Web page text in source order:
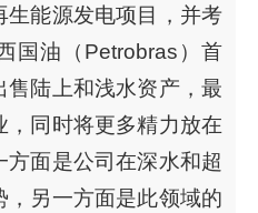
能源发电项目，并考
国油（Petrobras）首
售陆上和浅水资产，最
同时将更多精力放在
面是公司在深水和超
另一方面是此领域的